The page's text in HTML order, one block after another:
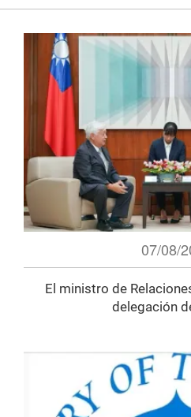
07/08/
El ministro de
delegación